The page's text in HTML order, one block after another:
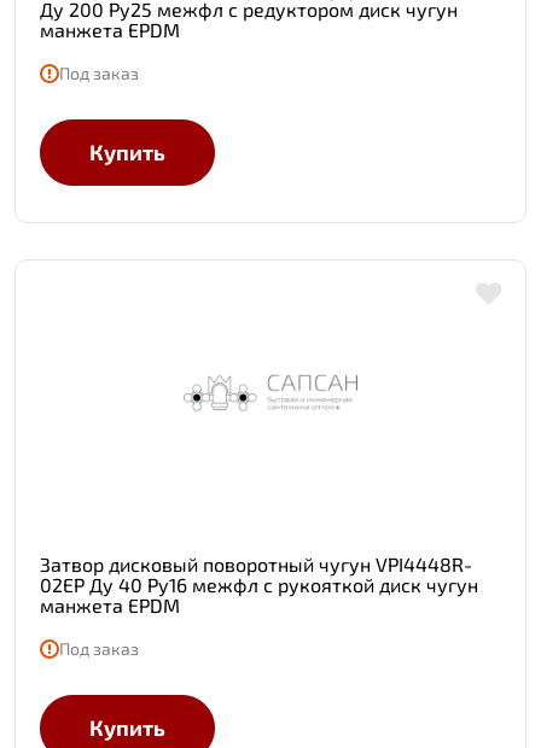
Ду 200 Ру25 межфл с редуктором диск чугун
манжета EPDM
Под заказ
Купить
Затвор дисковый поворотный чугун VPI4448R-
02EP Ду 40 Ру16 межфл с рукояткой диск чугун
манжета EPDM
Под заказ
Купить